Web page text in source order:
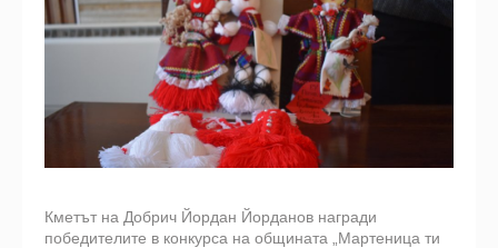
Кметът на Добрич Йордан Йорданов награди
победителите в конкурса на общината „Мартеница ти